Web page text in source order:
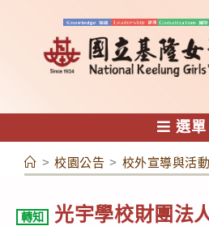
容
選單
> 校園公告 > 校外宣導與活動
轉知
光宇學校財團法